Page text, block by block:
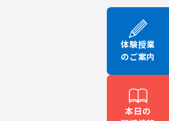
体験授業
のご案内
本日の